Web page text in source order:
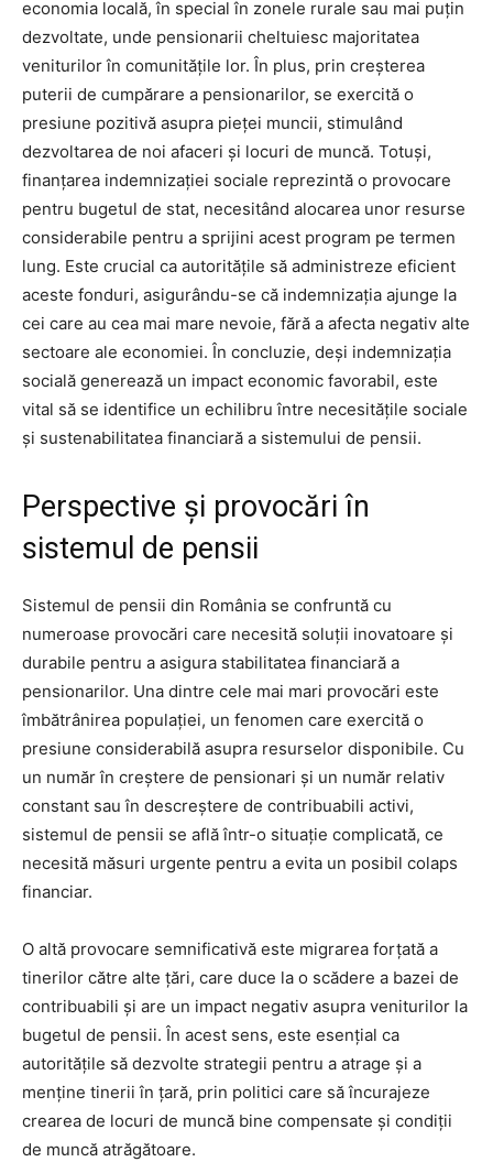
economia locală, în special în zonele rurale sau mai puțin
dezvoltate, unde pensionarii cheltuiesc majoritatea
veniturilor în comunitățile lor. În plus, prin creșterea
puterii de cumpărare a pensionarilor, se exercită o
presiune pozitivă asupra pieței muncii, stimulând
dezvoltarea de noi afaceri și locuri de muncă. Totuși,
finanțarea indemnizației sociale reprezintă o provocare
pentru bugetul de stat, necesitând alocarea unor resurse
considerabile pentru a sprijini acest program pe termen
lung. Este crucial ca autoritățile să administreze eficient
aceste fonduri, asigurându-se că indemnizația ajunge la
cei care au cea mai mare nevoie, fără a afecta negativ alte
sectoare ale economiei. În concluzie, deși indemnizația
socială generează un impact economic favorabil, este
vital să se identifice un echilibru între necesitățile sociale
și sustenabilitatea financiară a sistemului de pensii.
Perspective și provocări în
sistemul de pensii
Sistemul de pensii din România se confruntă cu
numeroase provocări care necesită soluții inovatoare și
durabile pentru a asigura stabilitatea financiară a
pensionarilor. Una dintre cele mai mari provocări este
îmbătrânirea populației, un fenomen care exercită o
presiune considerabilă asupra resurselor disponibile. Cu
un număr în creștere de pensionari și un număr relativ
constant sau în descreștere de contribuabili activi,
sistemul de pensii se află într-o situație complicată, ce
necesită măsuri urgente pentru a evita un posibil colaps
financiar.
O altă provocare semnificativă este migrarea forțată a
tinerilor către alte țări, care duce la o scădere a bazei de
contribuabili și are un impact negativ asupra veniturilor la
bugetul de pensii. În acest sens, este esențial ca
autoritățile să dezvolte strategii pentru a atrage și a
menține tinerii în țară, prin politici care să încurajeze
crearea de locuri de muncă bine compensate și condiții
de muncă atrăgătoare.